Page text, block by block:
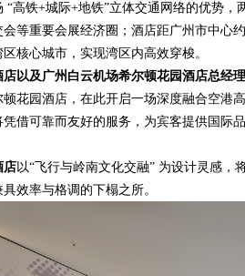
“高铁+城际+地铁”立体交通网络的优势
等重要会展经济圈；酒店距广州市中心
核心城市，实现湾区内高效穿梭。
以及广州白云机场希尔顿花园酒店总经理
花园酒店，在此开启一场深度融合空港
借可靠而友好的服务，为宾客提供国际
店以“飞行与岭南文化交融” 为设计灵感，
效率与格调的下榻之所。